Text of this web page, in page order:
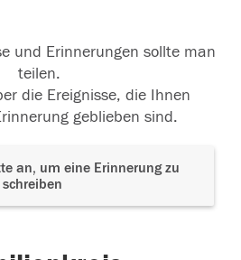
und Erinnerungen sollte man
teilen.
die Ereignisse, die Ihnen
geblieben sind.
an, um eine Erinnerung zu
schreiben